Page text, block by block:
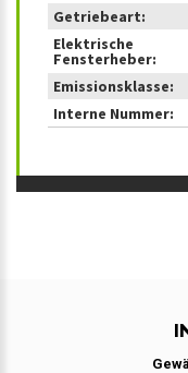
Getriebeart:
Elektrische
Fensterheber:
Emissionsklasse:
Interne Nummer: